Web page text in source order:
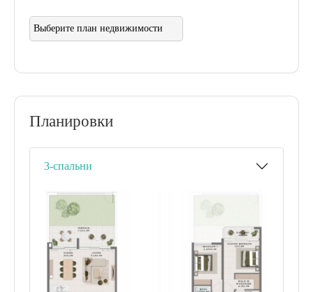
Планировки
3-спальни